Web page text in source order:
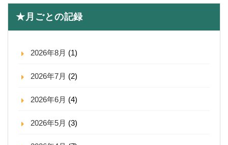
★月ごとの記録
2026年8月 (1)
2026年7月 (2)
2026年6月 (4)
2026年5月 (3)